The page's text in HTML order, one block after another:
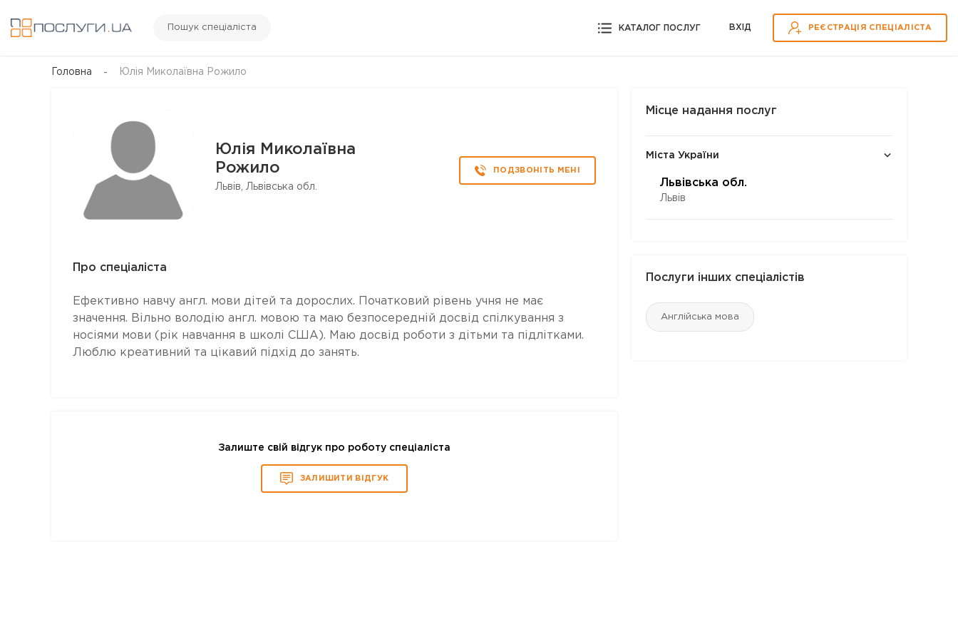
Пошук спеціаліста КАТАЛОГ ПОСЛУГ ВХІД РЕЄСТРАЦІЯ СПЕЦІАЛІСТА
Головна Юлія Миколаївна Рожило
Юлія Миколаївна
Рожило
Львів, Львівська обл.
ПОДЗВОНІТЬ МЕНІ
Про спеціаліста
Ефективно навчу англ. мови дітей та дорослих. Початковий рівень учня не має
значення. Вільно володію англ. мовою та маю безпосередній досвід спілкування з
носіями мови (рік навчання в школі США). Маю досвід роботи з дітьми та підлітками.
Люблю креативний та цікавий підхід до занять.
Залиште свій відгук про роботу спеціаліста
ЗАЛИШИТИ ВІДГУК
Місце надання послуг
Міста України
Львівська обл.
Львів
Послуги інших спеціалістів
Англійська мова